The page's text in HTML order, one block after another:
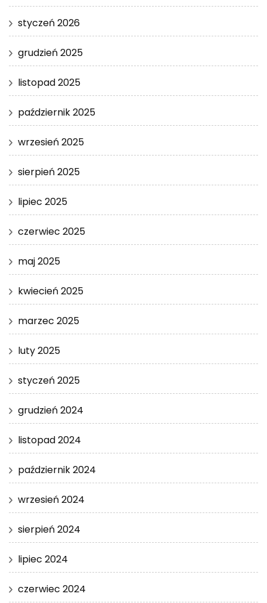
styczeń 2026
grudzień 2025
listopad 2025
październik 2025
wrzesień 2025
sierpień 2025
lipiec 2025
czerwiec 2025
maj 2025
kwiecień 2025
marzec 2025
luty 2025
styczeń 2025
grudzień 2024
listopad 2024
październik 2024
wrzesień 2024
sierpień 2024
lipiec 2024
czerwiec 2024